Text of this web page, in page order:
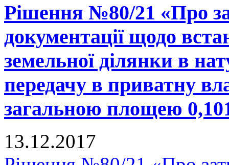
Рішення №80/21 «Про
документації щодо
земельної ділянки в
передачу в приватну
загальною площею
13.12.2017